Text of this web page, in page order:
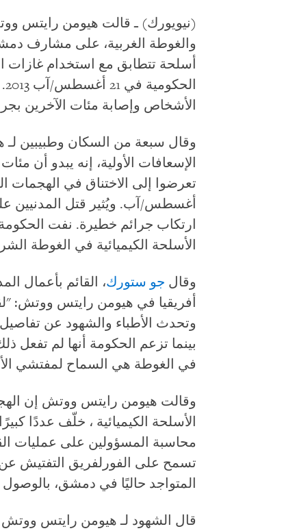
(نيويورك) ـ قالت هيومن رايتس
والغوطة الغربية، على مشارف
أسلحة تتطابق مع استخدام غازات
الأشخاص وإصابة مئات الآخرين
وقال سبعة من السكان وطبيبين
الإسعافات الأولية، إنه يبدو أن
أغسطس/آب. ويُثير قتل
ارتكاب جرائم خطيرة. نفت الحكومة
الأسلحة الكيميائية في الغوطة
وقال جو ستورك، القائم بأعمال
أفريقيا في هيومن رايتس ووتش:
وتحدث الأطباء والشهود عن تفاصيل
بينما تزعم الحكومة أنها لم تفعل
في الغوطة هي السماح لمفتشي
وقالت هيومن رايتس ووتش إن
الأسلحة الكيميائية ، خلّف عددًا
محاسبة المسؤولين على عمليات
تسمح على الفور لفريق التفتيش عن
المتواجد حاليًا في دمشق،
قال الشهود لـ هيومن رايتس